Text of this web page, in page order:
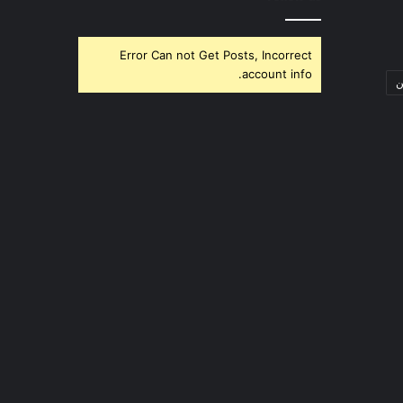
Error Can not Get Posts, Incorrect
account info.